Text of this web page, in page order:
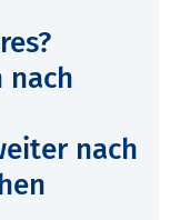
nach
nach